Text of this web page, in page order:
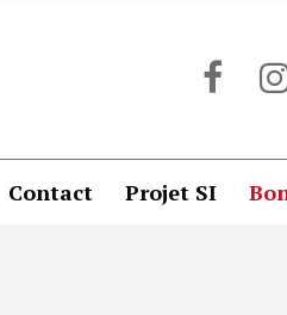
Contact Projet SI